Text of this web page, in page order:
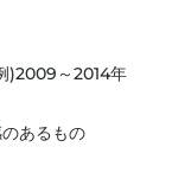
)2009～2014年
あるもの